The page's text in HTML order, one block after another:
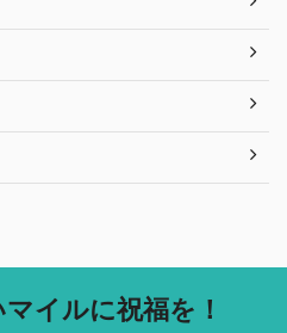
イルに祝福を！